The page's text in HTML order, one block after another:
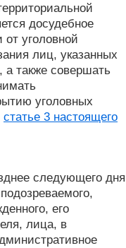
досудебное
уголовной
лиц, указанных
, а также совершать
уголовных
статье 3 настоящего
следующего дня
его
лица, в